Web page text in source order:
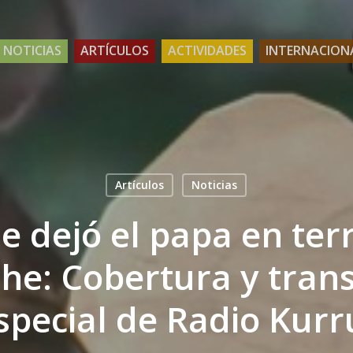
NOTICIAS ARTÍCULOS ACTIVIDADES
Artículos Noticias
dejó el papa en
Cobertura y
de Radio